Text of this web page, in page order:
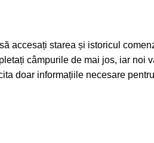
accesați starea și istoricul
câmpurile de mai jos, iar noi
doar informațiile necesare